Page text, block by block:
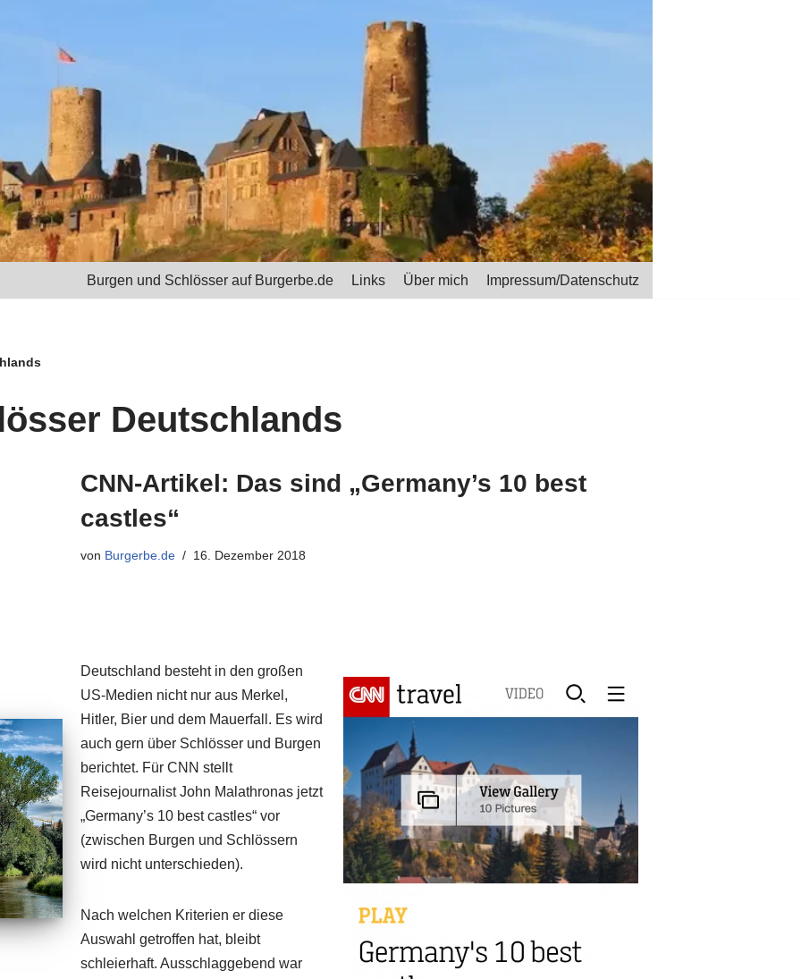
Burgen und Schlösser auf Burgerbe.de Links Über mich Impressum/Datenschutz
Deutschlands
CNN-Artikel: Das sind „Germany’s 10 best
castles“
von Burgerbe.de 16. Dezember 2018
Deutschland besteht in den großen
US-Medien nicht nur aus Merkel,
Hitler, Bier und dem Mauerfall. Es wird
auch gern über Schlösser und Burgen
berichtet. Für CNN stellt
Reisejournalist John Malathronas jetzt
„Germany’s 10 best castles“ vor
(zwischen Burgen und Schlössern
wird nicht unterschieden).
Nach welchen Kriterien er diese
Auswahl getroffen hat, bleibt
schleierhaft. Ausschlaggebend war